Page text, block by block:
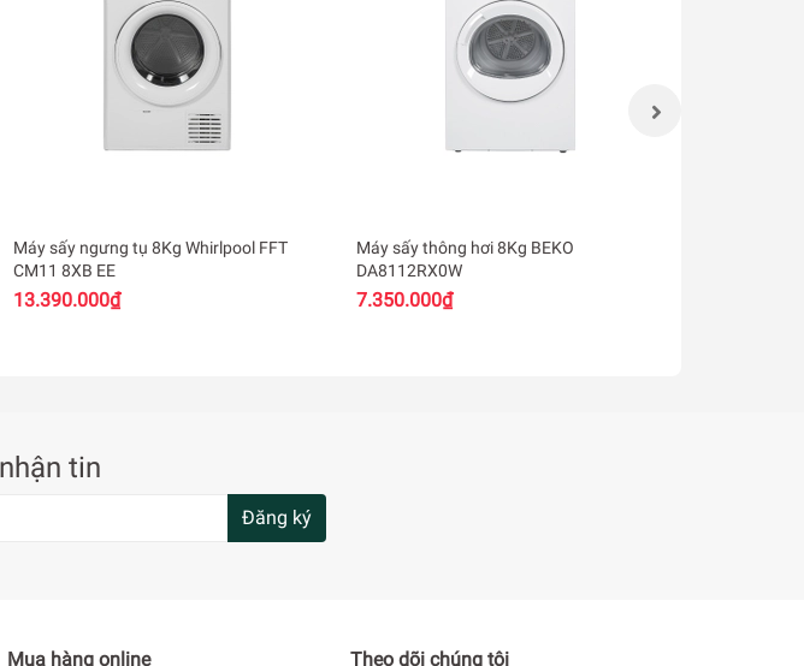
máy sấy Galanz đã trang bị chức năng chống nhăn quần áođể điều khiển
độ bền đẹp và còn giúp bạn tiết kiệm đáng kể thời gian ủi đồ.
Máy sấy ngưng tụ 8Kg Whirlpool FFT
CM11 8XB EE
13.390.000₫
Máy sấy thông hơi 8Kg BEKO
DA8112RX0W
7.350.000₫
tin
Đăng ký
Mua hàng online Theo dõi chúng tôi